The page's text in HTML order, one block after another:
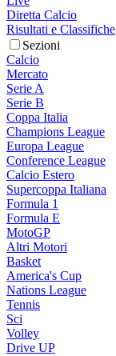
Diretta Calcio
Risultati e Classifiche
Sezioni
Calcio
Mercato
Serie A
Serie B
Coppa Italia
Champions League
Europa League
Conference League
Calcio Estero
Supercoppa Italiana
Formula 1
Formula E
MotoGP
Altri Motori
Basket
America's Cup
Nations League
Tennis
Sci
Volley
Drive UP